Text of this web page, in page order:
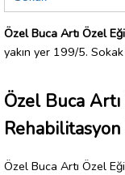
Özel Buca Artı Özel
yakın yer 199/5.
Özel Buca
Özel Buca Artı Özel